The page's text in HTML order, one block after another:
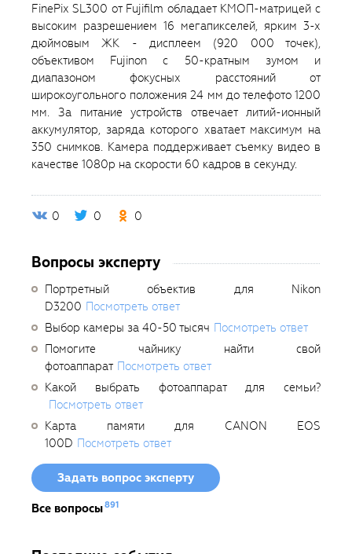
FinePix SL300 от Fujifilm обладает КМОП-матрицей с
высоким разрешением 16 мегапикселей, ярким 3-х
дюймовым ЖК - дисплеем (920 000 точек),
объективом Fujinon с 50-кратным зумом и
диапазоном фокусных расстояний от
широкоугольного положения 24 мм до телефото 1200
мм. За питание устройств отвечает литий-ионный
аккумулятор, заряда которого хватает максимум на
350 снимков. Камера поддерживает съемку видео в
качестве 1080p на скорости 60 кадров в секунду.
0 0 0
Вопросы эксперту
Портретный объектив для Nikon
D3200 Посмотреть ответ
Выбор камеры за 40-50 тысяч Посмотреть ответ
Помогите чайнику найти свой
фотоаппарат Посмотреть ответ
Какой выбрать фотоаппарат для семьи?
Посмотреть ответ
Карта памяти для CANON EOS
100D Посмотреть ответ
Задать вопрос эксперту
Все вопросы891